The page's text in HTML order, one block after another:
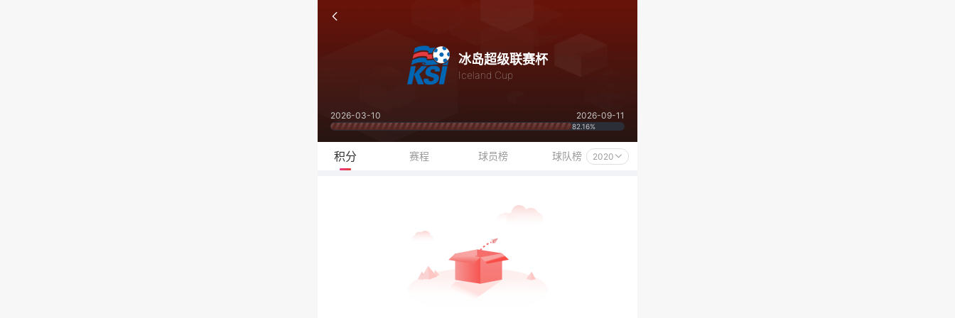
冰岛超级联赛杯
Iceland Cup
2026-03-10 2026-09-11
82.16%
积分 赛程 球员榜 球队榜 2020